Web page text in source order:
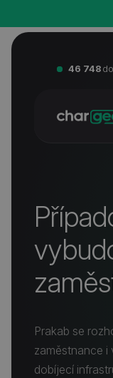
46 748
Prakab se
zaměstnance i
dobíjecí